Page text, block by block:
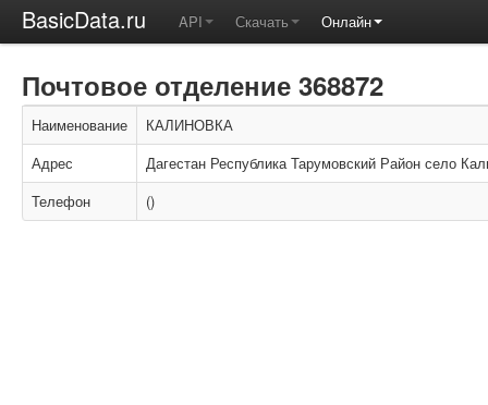
BasicData.ru API Скачать Онлайн
Почтовое отделение 368872
Наименование
КАЛИНОВКА
Адрес
Дагестан Республика Тарумовский Район село
Телефон
()